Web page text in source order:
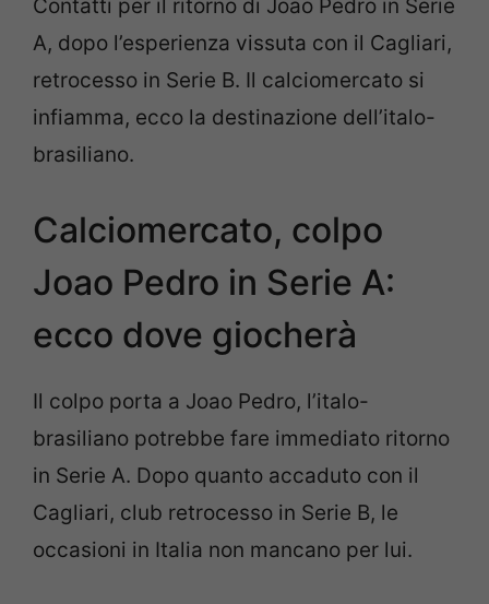
Contatti per il ritorno di Joao Pedro in Serie
A, dopo l’esperienza vissuta con il Cagliari,
retrocesso in Serie B. Il calciomercato si
infiamma, ecco la destinazione dell’italo-
brasiliano.
Calciomercato, colpo
Joao Pedro in Serie A:
ecco dove giocherà
Il colpo porta a Joao Pedro, l’italo-
brasiliano potrebbe fare immediato ritorno
in Serie A. Dopo quanto accaduto con il
Cagliari, club retrocesso in Serie B, le
occasioni in Italia non mancano per lui.